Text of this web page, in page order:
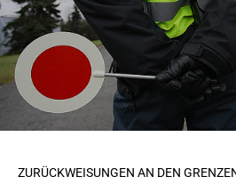
ZURÜCKWEISUNGEN AN DEN